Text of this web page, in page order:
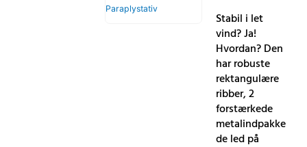
Paraplystativ
Stabil i let
vind? Ja!
Hvordan? Den
har robuste
rektangulære
ribber, 2
forstærkede
metalindpakke
de led på